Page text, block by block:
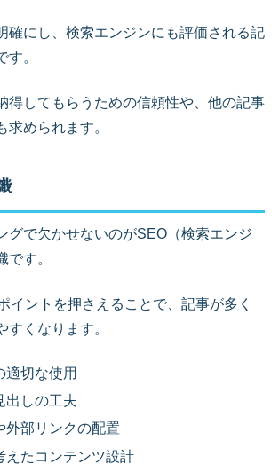
確にし、検索エンジンにも評価される記
す。
得してもらうための信頼性や、他の記事
求められます。
グで欠かせないのがSEO（検索エンジ
です。
イントを押さえることで、記事が多く
すくなります。
適切な使用
出しの工夫
外部リンクの配置
えたコンテンツ設計